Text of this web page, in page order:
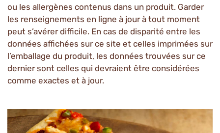
ou les allergènes contenus dans un produit. Garder
les renseignements en ligne à jour à tout moment
peut s’avérer difficile. En cas de disparité entre les
données affichées sur ce site et celles imprimées sur
l’emballage du produit, les données trouvées sur ce
dernier sont celles qui devraient être considérées
comme exactes et à jour.